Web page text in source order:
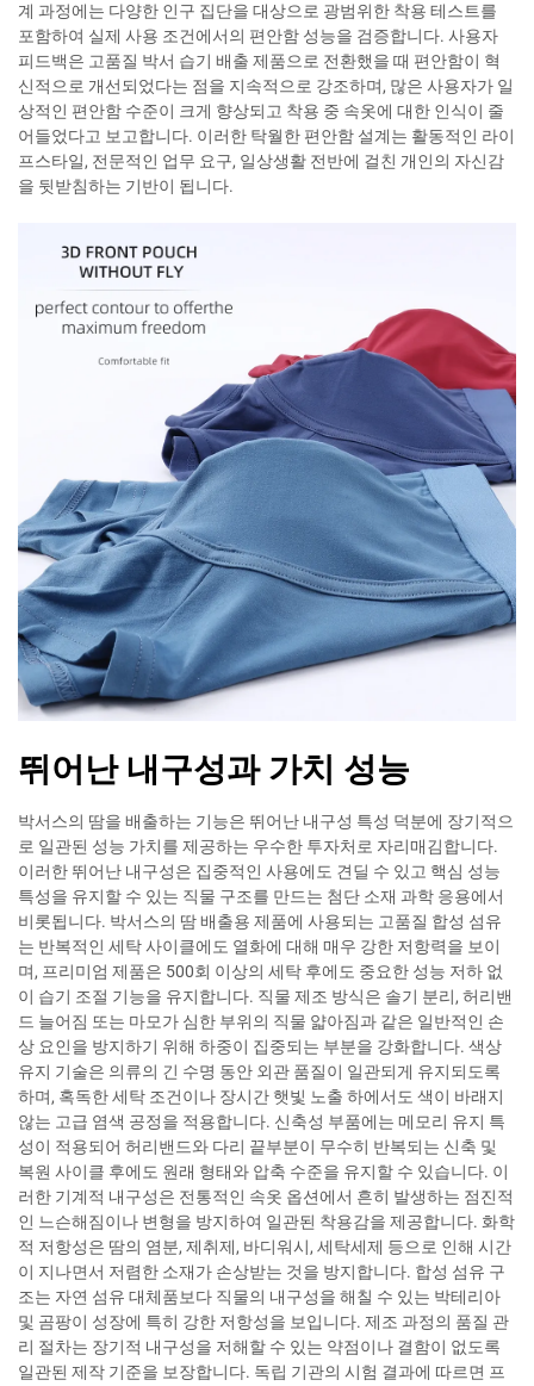
계 과정에는 다양한 인구 집단을 대상으로 광범위한 착용 테스트를
포함하여 실제 사용 조건에서의 편안함 성능을 검증합니다. 사용자
피드백은 고품질 박서 습기 배출 제품으로 전환했을 때 편안함이 혁
신적으로 개선되었다는 점을 지속적으로 강조하며, 많은 사용자가 일
상적인 편안함 수준이 크게 향상되고 착용 중 속옷에 대한 인식이 줄
어들었다고 보고합니다. 이러한 탁월한 편안함 설계는 활동적인 라이
프스타일, 전문적인 업무 요구, 일상생활 전반에 걸친 개인의 자신감
을 뒷받침하는 기반이 됩니다.
뛰어난 내구성과 가치 성능
박서스의 땀을 배출하는 기능은 뛰어난 내구성 특성 덕분에 장기적으
로 일관된 성능 가치를 제공하는 우수한 투자처로 자리매김합니다.
이러한 뛰어난 내구성은 집중적인 사용에도 견딜 수 있고 핵심 성능
특성을 유지할 수 있는 직물 구조를 만드는 첨단 소재 과학 응용에서
비롯됩니다. 박서스의 땀 배출용 제품에 사용되는 고품질 합성 섬유
는 반복적인 세탁 사이클에도 열화에 대해 매우 강한 저항력을 보이
며, 프리미엄 제품은 500회 이상의 세탁 후에도 중요한 성능 저하 없
이 습기 조절 기능을 유지합니다. 직물 제조 방식은 솔기 분리, 허리밴
드 늘어짐 또는 마모가 심한 부위의 직물 얇아짐과 같은 일반적인 손
상 요인을 방지하기 위해 하중이 집중되는 부분을 강화합니다. 색상
유지 기술은 의류의 긴 수명 동안 외관 품질이 일관되게 유지되도록
하며, 혹독한 세탁 조건이나 장시간 햇빛 노출 하에서도 색이 바래지
않는 고급 염색 공정을 적용합니다. 신축성 부품에는 메모리 유지 특
성이 적용되어 허리밴드와 다리 끝부분이 무수히 반복되는 신축 및
복원 사이클 후에도 원래 형태와 압축 수준을 유지할 수 있습니다. 이
러한 기계적 내구성은 전통적인 속옷 옵션에서 흔히 발생하는 점진적
인 느슨해짐이나 변형을 방지하여 일관된 착용감을 제공합니다. 화학
적 저항성은 땀의 염분, 제취제, 바디워시, 세탁세제 등으로 인해 시간
이 지나면서 저렴한 소재가 손상받는 것을 방지합니다. 합성 섬유 구
조는 자연 섬유 대체품보다 직물의 내구성을 해칠 수 있는 박테리아
및 곰팡이 성장에 특히 강한 저항성을 보입니다. 제조 과정의 품질 관
리 절차는 장기적 내구성을 저해할 수 있는 약점이나 결함이 없도록
일관된 제작 기준을 보장합니다. 독립 기관의 시험 결과에 따르면 프